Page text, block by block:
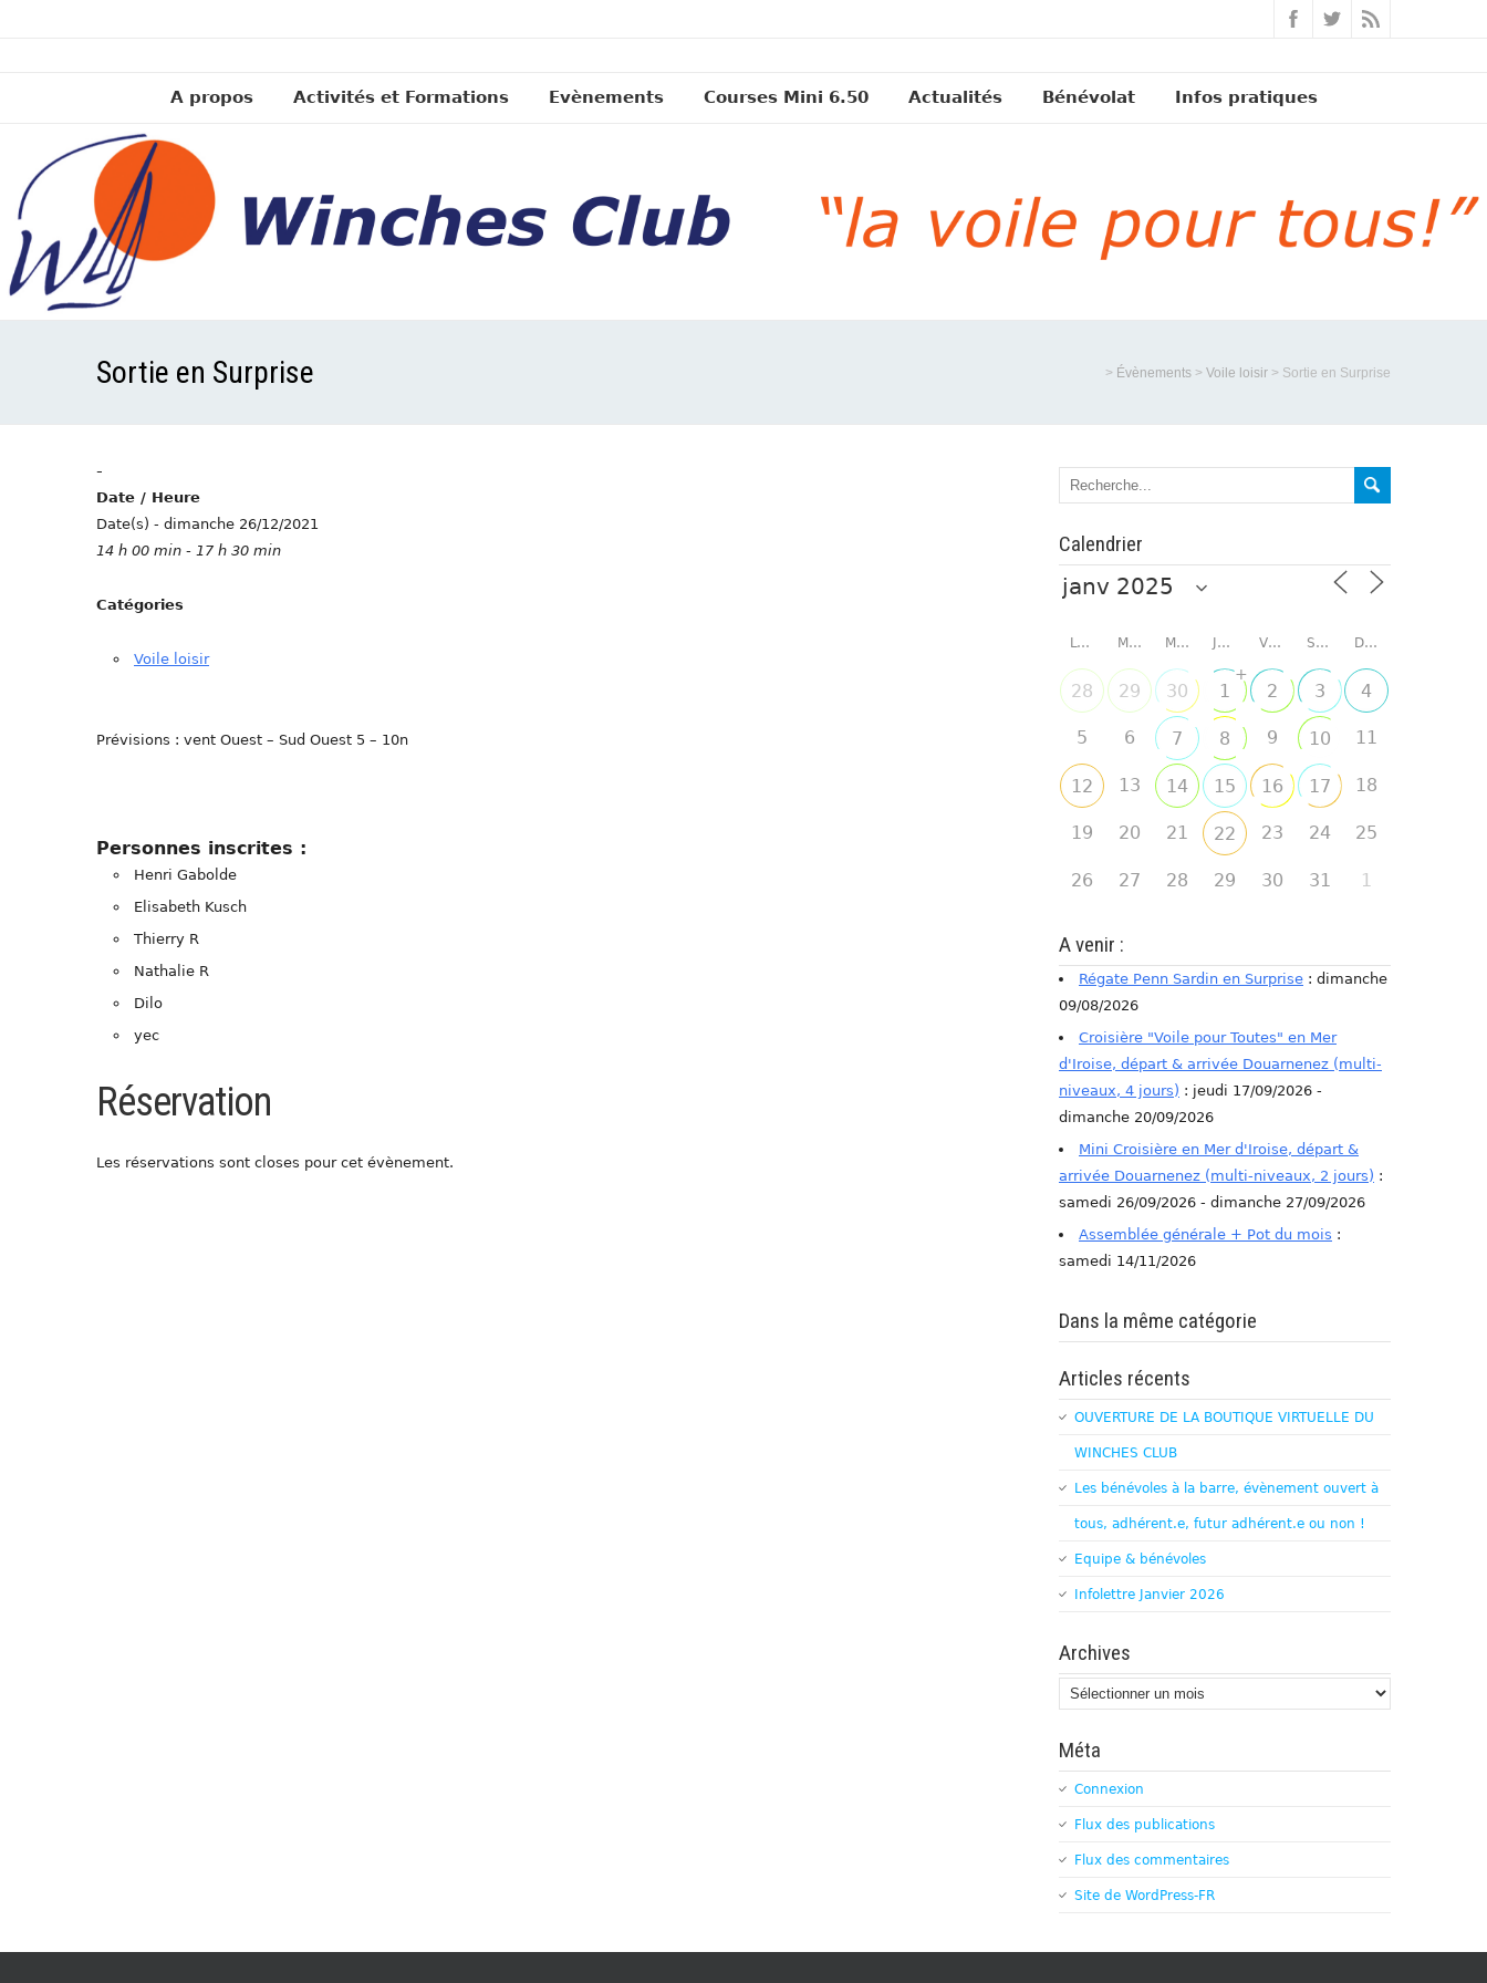
A propos Activités et Formations Evènements Courses Mini 6.50 Actualités Bénévolat Infos pratiques
Sortie en Surprise > Évènements > Voile loisir > Sortie en Surprise
-
Date / Heure
Date(s) - dimanche 26/12/2021
14 h 00 min - 17 h 30 min
Catégories
Voile loisir
Prévisions : vent Ouest – Sud Ouest 5 – 10n
Personnes inscrites :
Henri Gabolde
Elisabeth Kusch
Thierry R
Nathalie R
Dilo
yec
Réservation
Les réservations sont closes pour cet évènement.
Calendrier
LUNDI MARDI MERCREDI JEUDI VENDREDI SAMEDI DIMANCHE
28 29 30 1
+
2 3 4
5 6 7 8 9 10 11
12 13 14 15 16 17 18
19 20 21 22 23 24 25
26 27 28 29 30 31 1
A venir :
Régate Penn Sardin en Surprise : dimanche
09/08/2026
Croisière "Voile pour Toutes" en Mer
d'Iroise, départ & arrivée Douarnenez (multi-
niveaux, 4 jours) : jeudi 17/09/2026 -
dimanche 20/09/2026
Mini Croisière en Mer d'Iroise, départ &
arrivée Douarnenez (multi-niveaux, 2 jours) :
samedi 26/09/2026 - dimanche 27/09/2026
Assemblée générale + Pot du mois :
samedi 14/11/2026
Dans la même catégorie
Articles récents
OUVERTURE DE LA BOUTIQUE VIRTUELLE DU
WINCHES CLUB
Les bénévoles à la barre, évènement ouvert à
tous, adhérent.e, futur adhérent.e ou non !
Equipe & bénévoles
Infolettre Janvier 2026
Archives
Archives
Méta
Connexion
Flux des publications
Flux des commentaires
Site de WordPress-FR